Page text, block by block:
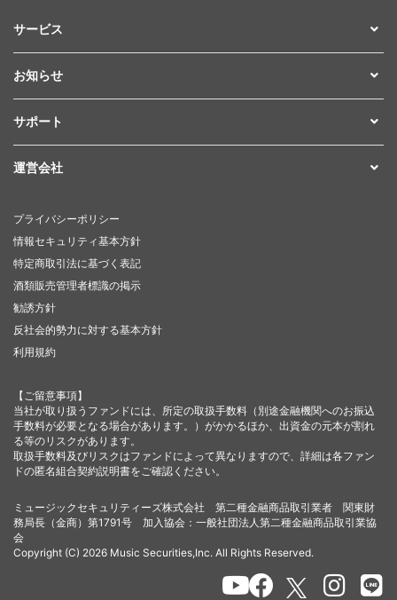
サービス
お知らせ
サポート
運営会社
プライバシーポリシー
情報セキュリティ基本方針
特定商取引法に基づく表記
酒類販売管理者標識の掲示
勧誘方針
反社会的勢力に対する基本方針
利用規約
【ご留意事項】
当社が取り扱うファンドには、所定の取扱手数料（別途金融機関へのお振込
手数料が必要となる場合があります。）がかかるほか、出資金の元本が割れ
る等のリスクがあります。
取扱手数料及びリスクはファンドによって異なりますので、詳細は各ファン
ドの匿名組合契約説明書をご確認ください。
ミュージックセキュリティーズ株式会社 第二種金融商品取引業者 関東財
務局長（金商）第1791号 加入協会：一般社団法人第二種金融商品取引業協
会
Copyright (C) 2026 Music Securities,Inc. All Rights Reserved.